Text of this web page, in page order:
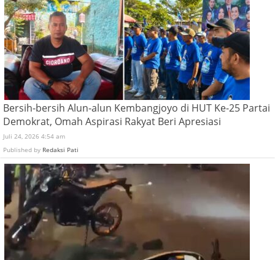
Bersih-bersih Alun-alun Kembangjoyo di HUT Ke-25 Partai
Demokrat, Omah Aspirasi Rakyat Beri Apresiasi
Juli 24, 2026 4:54 am
Published by Redaksi Pati